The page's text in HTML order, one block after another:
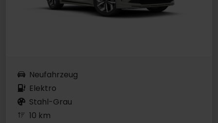
Neufahrzeug
Elektro
Stahl-Grau
10 km